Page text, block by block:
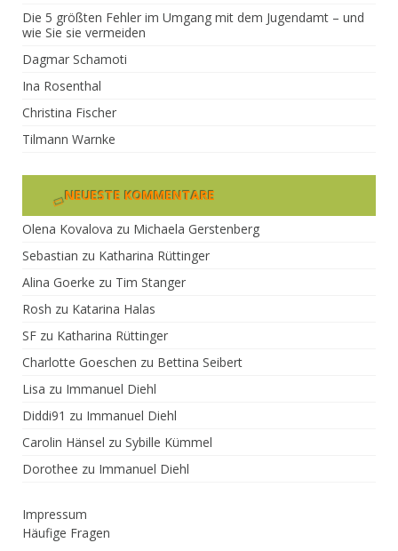
Die 5 größten Fehler im Umgang mit dem Jugendamt – und
wie Sie sie vermeiden
Dagmar Schamoti
Ina Rosenthal
Christina Fischer
Tilmann Warnke
NEUESTE KOMMENTARE
Olena Kovalova zu Michaela Gerstenberg
Sebastian zu Katharina Rüttinger
Alina Goerke zu Tim Stanger
Rosh zu Katarina Halas
SF zu Katharina Rüttinger
Charlotte Goeschen zu Bettina Seibert
Lisa zu Immanuel Diehl
Diddi91 zu Immanuel Diehl
Carolin Hänsel zu Sybille Kümmel
Dorothee zu Immanuel Diehl
Impressum
Häufige Fragen